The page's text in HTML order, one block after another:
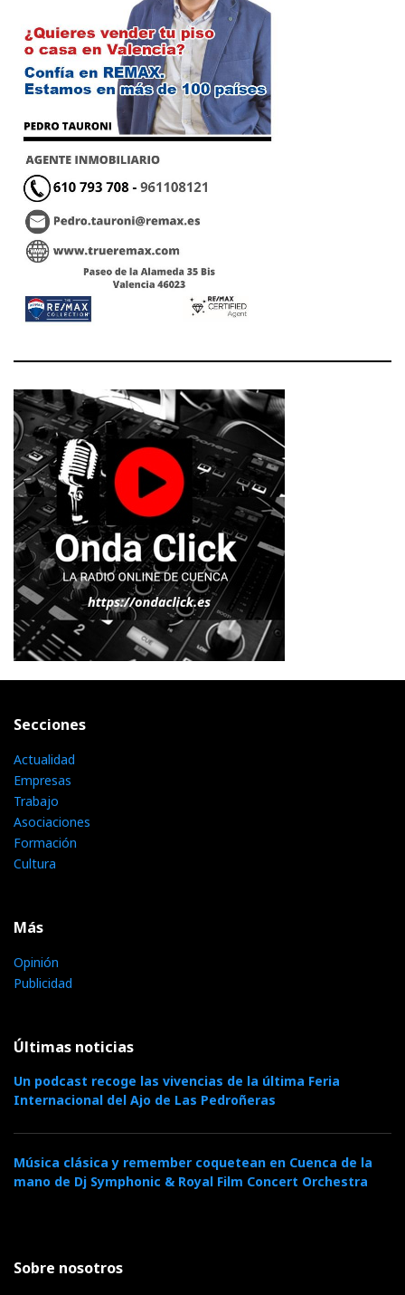
Secciones
Actualidad
Empresas
Trabajo
Asociaciones
Formación
Cultura
Más
Opinión
Publicidad
Últimas noticias
Un podcast recoge las vivencias de la última Feria
Internacional del Ajo de Las Pedroñeras
Música clásica y remember coquetean en Cuenca de la
mano de Dj Symphonic & Royal Film Concert Orchestra
Sobre nosotros